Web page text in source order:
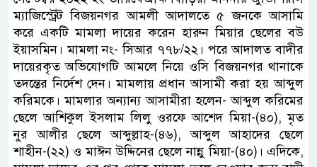
ম্যাজিস্ট্রেট বিজয়নগর আমলী আদালতে ৫ জনকে আসামি
করে একটি মামলা দায়ের করেন হারুন মিয়ার ছেলের বউ
ইয়াসমিন। মামলা নং- সিআর ৭৭৮/২২। পরে আদালত বাদীর
দায়েরকৃত অভিযোগটি আমলে নিয়ে ওসি বিজয়নগর থানাকে
তদন্তের নির্দেশ দেন। মামলায় প্রধান আসামী করা হয় আব্দুল
করিমকে। মামলার অন্যান্য আসামীরা হলেন- আব্দুল করিমের
ছেলে আশিকুল ইসলাম লিলু ওরফে আশেদ মিয়া-(৪০), মৃত
নুর আলীর ছেলে আব্দুল্লাহ-(৪৬), আব্দুল আহাদের ছেলে
শাহীন-(২২) ও মাঈন উদ্দিনের ছেলে নান্নু মিয়া-(৪০)। এদিকে,